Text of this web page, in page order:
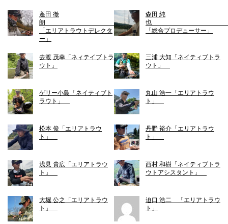
蓬田 徹
朗
「エリアトラウトデレクタ
ー」
森田 純
「総合プロデューサー」
去渡 茂幸「ネィテイブトラ
ウト」
三浦 大知「ネイティブトラ
ウト」
ゲリー小島「ネイティブト
ラウト」
丸山 浩一「エリアトラウ
ト」
松本 俊「エリアトラウ
ト」
丹野 裕介「エリアトラウ
ト」
浅見 貴広「エリアトラウ
ト」
西村 和樹「ネイティブトラ
ウトアシスタント」
大堀 公之「エリアトラウ
ト」
迫口 浩二 「エリアトラウ
ト」